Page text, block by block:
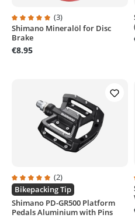
Average rating of 5 out of 5
(3)
Shimano Mineralöl for Disc
Brake
€8.95
Average rating of 5 out of 5
(2)
Bikepacking Tip
Shimano PD-GR500 Platform
Pedals Aluminium with Pins